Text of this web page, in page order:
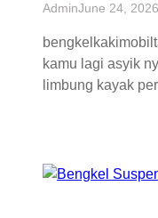
AdminJune 24, 2026
kamu lagi asyik
limbung kayak